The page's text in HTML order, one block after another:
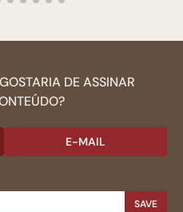
DE ASSINAR
E-MAIL
SAVE